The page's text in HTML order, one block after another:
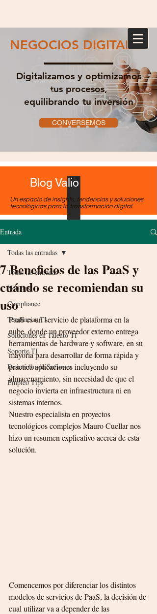
NEGOCIOS DIGITALES
Digitalizamos y optimizamos
tus procesos,
equilibrando tu inversión
CONVERSEMOS
Blog Valio
Un espacio de insights, tendencias y soluciones
tecnológicas para la transformación digital.
Entrada
Todas las entradas
Noticias
Compliance
Tendencias TI
Soluciones en Talento TI
Soporte TI
Desarrollo de Software
Empleo Tips
Todas las entradas
7 Beneficios de las PaaS y
cuándo se recomiendan su
uso
PaaS es un servicio de plataforma en la
nube, donde un proveedor externo entrega
herramientas de hardware y software, en su
mayoría para desarrollar de forma rápida y
práctica aplicaciones incluyendo su
almacenamiento, sin necesidad de que el
negocio invierta en infraestructura ni en
sistemas internos.
Nuestro especialista en proyectos
tecnológicos complejos Mauro Cuellar nos
hizo un resumen explicativo acerca de esta
solución.
Comencemos por diferenciar los distintos
modelos de servicios de PaaS, la decisión de
cual utilizar va a depender de las